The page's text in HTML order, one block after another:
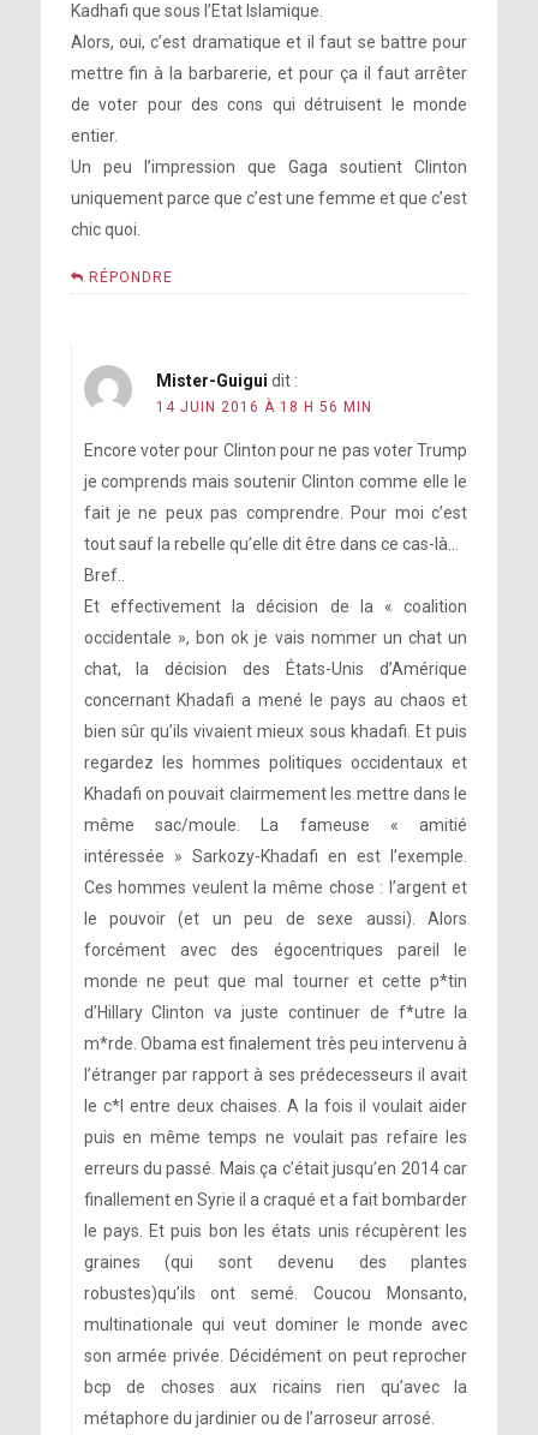
[photo]
Kadhafi que sous l’Etat Islamique.
Alors, oui, c’est dramatique et il faut se battre pour
mettre fin à la barbarerie, et pour ça il faut arrêter
de voter pour des cons qui détruisent le monde
entier.
Un peu l’impression que Gaga soutient Clinton
uniquement parce que c’est une femme et que c’est
chic quoi.
RÉPONDRE
Mister-Guigui dit :
14 JUIN 2016 À 18 H 56 MIN
Encore voter pour Clinton pour ne pas voter Trump
je comprends mais soutenir Clinton comme elle le
fait je ne peux pas comprendre. Pour moi c’est
tout sauf la rebelle qu’elle dit être dans ce cas-là…
Bref..
Et effectivement la décision de la « coalition
occidentale », bon ok je vais nommer un chat un
chat, la décision des États-Unis d’Amérique
concernant Khadafi a mené le pays au chaos et
bien sûr qu’ils vivaient mieux sous khadafi. Et puis
regardez les hommes politiques occidentaux et
Khadafi on pouvait clairmement les mettre dans le
même sac/moule. La fameuse « amitié
intéressée » Sarkozy-Khadafi en est l’exemple.
Ces hommes veulent la même chose : l’argent et
le pouvoir (et un peu de sexe aussi). Alors
forcément avec des égocentriques pareil le
monde ne peut que mal tourner et cette p*tin
d’Hillary Clinton va juste continuer de f*utre la
m*rde. Obama est finalement très peu intervenu à
l’étranger par rapport à ses prédecesseurs il avait
le c*l entre deux chaises. A la fois il voulait aider
puis en même temps ne voulait pas refaire les
erreurs du passé. Mais ça c’était jusqu’en 2014 car
finallement en Syrie il a craqué et a fait bombarder
le pays. Et puis bon les états unis récupèrent les
graines (qui sont devenu des plantes
robustes)qu’ils ont semé. Coucou Monsanto,
multinationale qui veut dominer le monde avec
son armée privée. Décidément on peut reprocher
bcp de choses aux ricains rien qu’avec la
métaphore du jardinier ou de l’arroseur arrosé.